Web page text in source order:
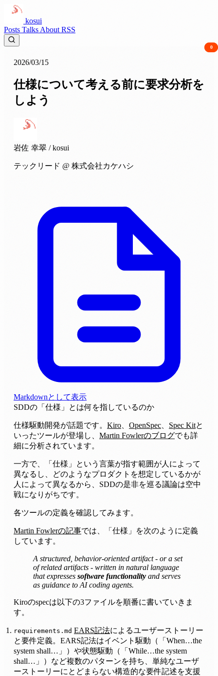
kosui
Posts Talks About RSS
2026/03/15
仕様について考える前に要求分析を
しよう
岩佐 幸翠 / kosui
テックリード @ 株式会社カケハシ
0
Markdownとして表示
SDDの「仕様」とは何を指しているのか
仕様駆動開発が話題です。 Kiro OpenSpec Spec Kitと
いったツールが登場し、 Martin Fowlerのブログでも詳
細に分析されています。
一方で、「仕様」という言葉が指す範囲が人によって
異なるし、どのようなプロダクトを想定しているかが
人によって異なるから、SDDの是非を巡る議論は空中
戦になりがちです。
各ツールの定義を確認してみます。
Martin Fowlerの記事では、「仕様」を次のように定義
しています。
A structured, behavior-oriented artifact - or a set
of related artifacts - written in natural language
that expresses software functionalityand serves
as guidance to AI coding agents.
Kiroのspecは以下の3ファイルを順番に書いていきま
す。
requirements.md EARS記法によるユーザーストーリー
と要件定義。EARS記法はイベント駆動（「When…the
system shall…」）や状態駆動（「While…the system
shall…」）など複数のパターンを持ち、単純なユーザ
ーストーリーにとどまらない構造的な要件記述を支援
0